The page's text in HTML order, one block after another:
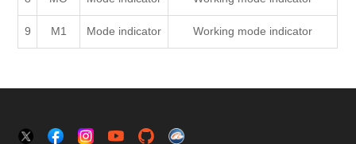
9 M1 Mode indicator Working mode indicator